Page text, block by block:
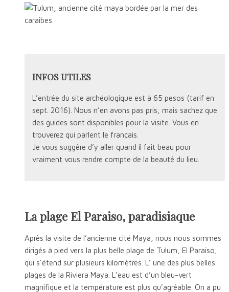
INFOS UTILES
L’entrée du site archéologique est à 65 pesos (tarif en
sept. 2016). Nous n’en avons pas pris, mais sachez que
des guides sont disponibles pour la visite. Vous en
trouverez qui parlent le français.
Je vous suggère d’y aller quand il fait beau pour
vraiment vous rendre compte de la beauté du lieu.
La plage El Paraiso, paradisiaque
Après la visite de l’ancienne cité Maya, nous nous sommes
dirigés à pied vers la plus belle plage de Tulum, El Paraiso,
qui s’étend sur plusieurs kilomètres. L’ une des plus belles
plages de la Riviera Maya. L’eau est d’un bleu-vert
magnifique et la température est plus qu’agréable. On a pu